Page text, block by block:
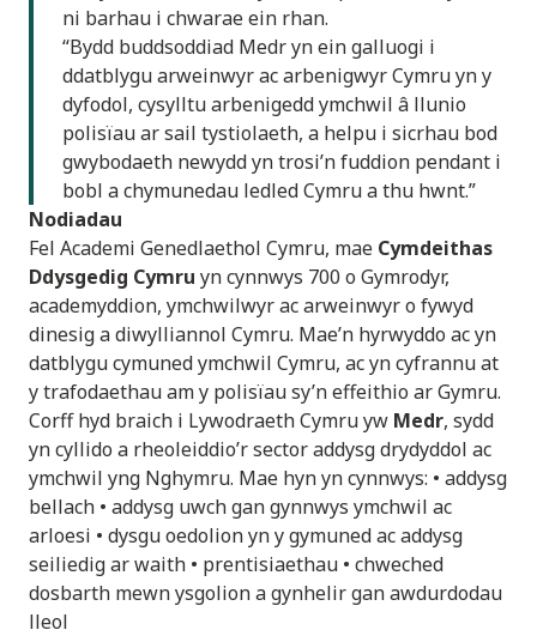
ni barhau i chwarae ein rhan.
“Bydd buddsoddiad Medr yn ein galluogi i
ddatblygu arweinwyr ac arbenigwyr Cymru yn y
dyfodol, cysylltu arbenigedd ymchwil â llunio
polisïau ar sail tystiolaeth, a helpu i sicrhau bod
gwybodaeth newydd yn trosi’n fuddion pendant i
bobl a chymunedau ledled Cymru a thu hwnt.”
Nodiadau
Fel Academi Genedlaethol Cymru, mae Cymdeithas
Ddysgedig Cymru yn cynnwys 700 o Gymrodyr,
academyddion, ymchwilwyr ac arweinwyr o fywyd
dinesig a diwylliannol Cymru. Mae’n hyrwyddo ac yn
datblygu cymuned ymchwil Cymru, ac yn cyfrannu at
y trafodaethau am y polisïau sy’n effeithio ar Gymru.
Corff hyd braich i Lywodraeth Cymru yw Medr, sydd
yn cyllido a rheoleiddio’r sector addysg drydyddol ac
ymchwil yng Nghymru. Mae hyn yn cynnwys: • addysg
bellach • addysg uwch gan gynnwys ymchwil ac
arloesi • dysgu oedolion yn y gymuned ac addysg
seiliedig ar waith • prentisiaethau • chweched
dosbarth mewn ysgolion a gynhelir gan awdurdodau
lleol